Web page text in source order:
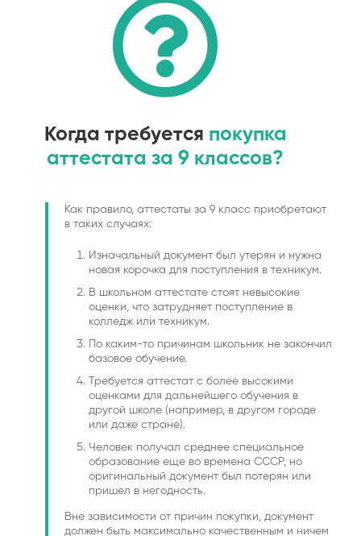
Когда требуется покупка
аттестата за 9 классов?
Как правило, аттестаты за 9 класс приобретают
в таких случаях:
Изначальный документ был утерян и нужна
новая корочка для поступления в техникум.
В школьном аттестате стоят невысокие
оценки, что затрудняет поступление в
колледж или техникум.
По каким-то причинам школьник не закончил
базовое обучение.
Требуется аттестат с более высокими
оценками для дальнейшего обучения в
другой школе (например, в другом городе
или даже стране).
Человек получал среднее специальное
образование еще во времена СССР, но
оригинальный документ был потерян или
пришел в негодность.
Вне зависимости от причин покупки, документ
должен быть максимально качественным и ничем